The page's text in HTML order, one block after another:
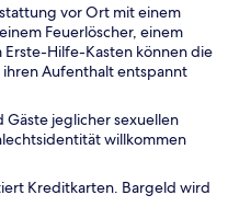
vor Ort mit einem
Feuerlöscher, einem
Erste-Hilfe-Kasten können die
Aufenthalt entspannt
jeglicher sexuellen
willkommen
Kreditkarten. Bargeld wird